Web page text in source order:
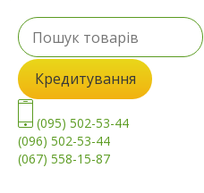
Кредитування
(095) 502-53-44
(096) 502-53-44
(067) 558-15-87